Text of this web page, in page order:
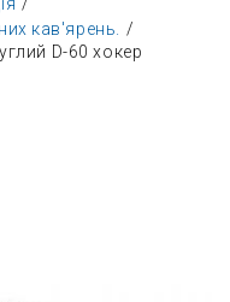
кав'ярень.
D-60 хокер